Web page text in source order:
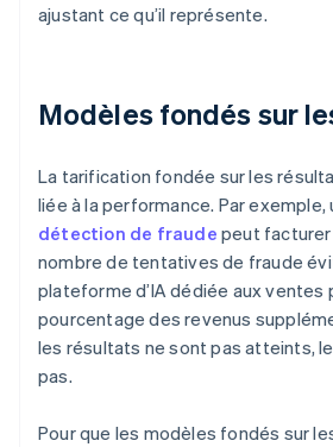
ajustant ce qu’il représente.
Modèles fondés sur
La tarification fondée sur les
liée à la performance. Par exemple,
détection de fraude peut
nombre de tentatives de fraude
plateforme d’IA dédiée aux ventes
pourcentage des revenus
les résultats ne sont pas atteints,
pas.
Pour que les modèles fondés sur